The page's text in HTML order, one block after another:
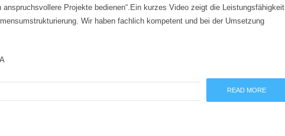
Projekte bedienen“.Ein kurzes Video zeigt die Leistungsfähigkeit
Wir haben fachlich kompetent und bei der Umsetzung
READ MORE